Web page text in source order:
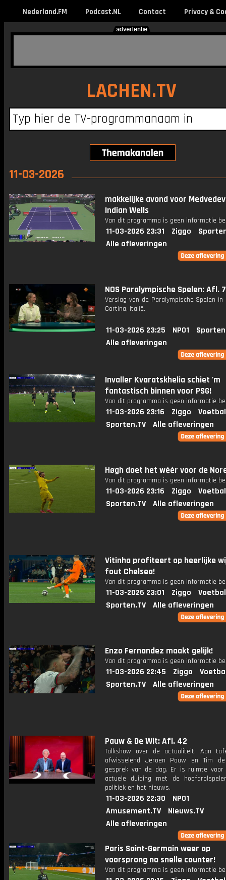
Nederland.FM Podcast.NL Contact Privacy &
LACHEN.TV
11-03-2026
makkelijke avond voor
Indian Wells
Van dit programma is geen informatie
11-03-2026 23:31 Ziggo
Alle afleveringen
NOS Paralympische Spelen: Afl. 7
Verslag van de Paralympische Spelen in
Cortina, Italië.
11-03-2026 23:25 NPO1
Alle afleveringen
Invaller Kvaratskhelia schiet 'm
fantastisch binnen voor PSG!
Van dit programma is geen informatie
11-03-2026 23:16 Ziggo
Sporten.TV
Alle afleveringen
Høgh doet het wéér voor de
Van dit programma is geen informatie
11-03-2026 23:16 Ziggo
Sporten.TV
Alle afleveringen
Vitinha profiteert op heerlijke
fout Chelsea!
Van dit programma is geen informatie
11-03-2026 23:01 Ziggo
Sporten.TV
Alle afleveringen
Enzo Fernandez maakt gelijk!
Van dit programma is geen informatie
11-03-2026 22:45 Ziggo
Sporten.TV
Alle afleveringen
Pauw & De Wit: Afl. 42
Talkshow over de actualiteit. Aan
afwisselend Jeroen Pauw en Tim
gesprek van de dag. Er is ruimte
actuele duiding met de
politiek en het nieuws.
11-03-2026 22:30
NPO1
Amusement.TV
Nieuws.TV
Alle afleveringen
Paris Saint-Germain weer op
voorsprong na snelle counter!
Van dit programma is geen informatie